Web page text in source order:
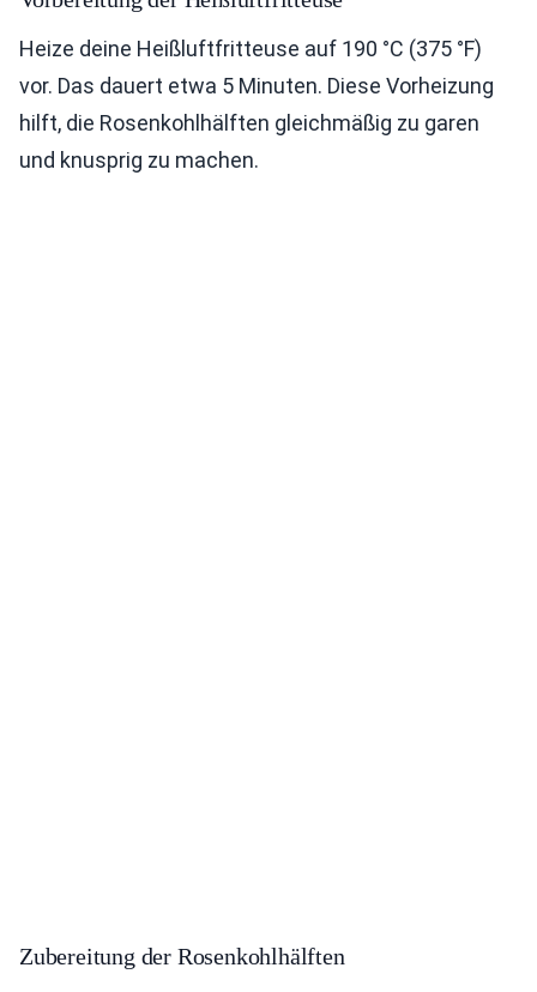
Heize deine Heißluftfritteuse auf 190 °C (375 °F)
vor. Das dauert etwa 5 Minuten. Diese Vorheizung
hilft, die Rosenkohlhälften gleichmäßig zu garen
und knusprig zu machen.
Zubereitung der Rosenkohlhälften